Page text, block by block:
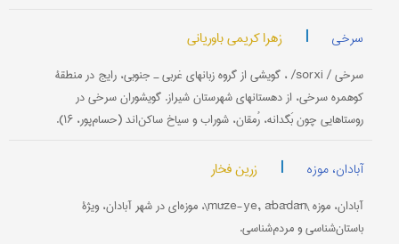
سرخی | زهرا کریمی باوریانی
سرخی / sorxi/ ، گویشی از گروه زبانهای غربی ـ جنوبی، رایج در منطقۀ
کوهمره سرخی، از دهستانهای شهرستان شیراز. گویشوران سرخی در
روستاهایی چون بَگدانه، رُمقان، شوراب و سیاخ ساكن‌اند (حسام‌پور، ۱۶).
آبادان، موزه | زرین فخار
آبادان، موزه \mūze-ye, ābādān\، موزه‌ای در شهر آبادان، ویژۀ
باستان‌شناسی و مردم‌شناسی.